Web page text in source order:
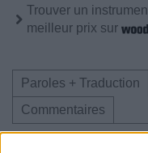
Trouver un
meilleur prix sur
Paroles + Traduction
Commentaires